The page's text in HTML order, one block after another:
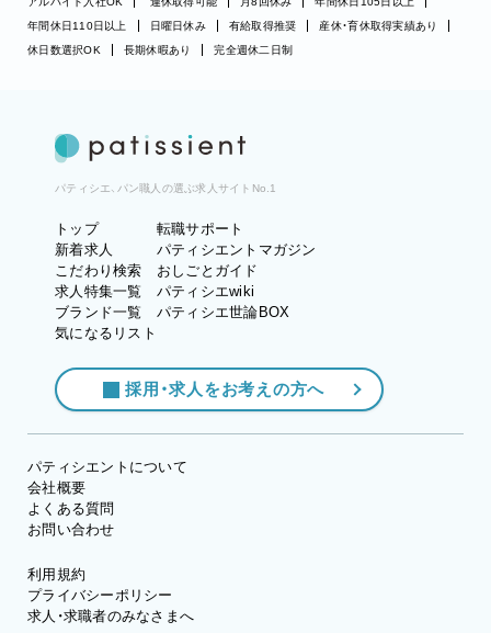
年間休日110日以上
日曜日休み 有給取得推奨
産休・育休取得実績あり
休日数選択OK
長期休暇あり 完全週休二日制
パティシエ、パン職人の選ぶ求人サイトNo.1
トップ
新着求人
こだわり検索
求人特集一覧
ブランド一覧
気になるリスト
転職サポート
パティシエントマガジン
おしごとガイド
パティシエwiki
パティシエ世論BOX
採用・求人をお考えの方へ
パティシエントについて
会社概要
よくある質問
お問い合わせ
利用規約
プライバシーポリシー
求人・求職者のみなさまへ